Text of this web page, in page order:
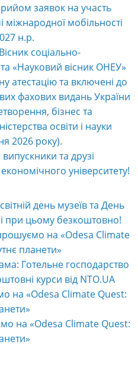
заявок на участь
мобільності
н.р.
соціально-
«Науковий вісник ОНЕУ»
атестацію та включені до
фахових видань України
бізнес та
освіти і науки
2026 року).
та друзі
університету!
день музеїв та День
при цьому безкоштовно!
на «Odesa Climate
планети»
Готельне господарство
курси від NTO.UA
на «Odesa Climate Quest:
на «Odesa Climate Quest: